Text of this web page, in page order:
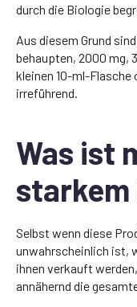
durch die Biologie
Aus diesem Grund
behaupten, 2000 mg,
kleinen 10-ml-Flasche
irreführend.
Was ist
starkem
Selbst wenn diese
unwahrscheinlich ist,
ihnen verkauft
annähernd die